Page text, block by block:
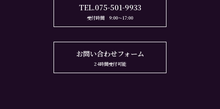
TEL.075-501-9933
受付時間 9:00～17:00
お問い合わせフォーム
24時間受付可能